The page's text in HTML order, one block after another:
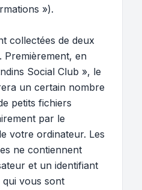
»).
collectées de deux
Premièrement, en
Social Club », le
un certain nombre
petits fichiers
par le
votre ordinateur. Les
ne contiennent
et un identifiant
qui vous sont